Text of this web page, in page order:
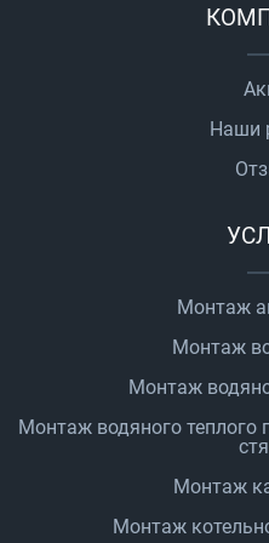
Наши
Монтаж
Монтаж
Монтаж
Монтаж водяного теплого
Монтаж
Монтаж